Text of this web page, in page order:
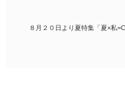
８月２０日より夏特集「夏×私